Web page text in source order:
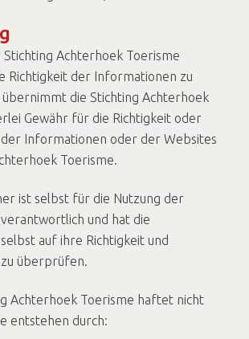
Stichting Achterhoek Toerisme
Richtigkeit der Informationen zu
die Stichting Achterhoek
Gewähr für die Richtigkeit oder
Informationen oder der Websites
Toerisme.
ist selbst für die Nutzung der
und hat die
auf ihre Richtigkeit und
überprüfen.
Achterhoek Toerisme haftet nicht
entstehen durch: